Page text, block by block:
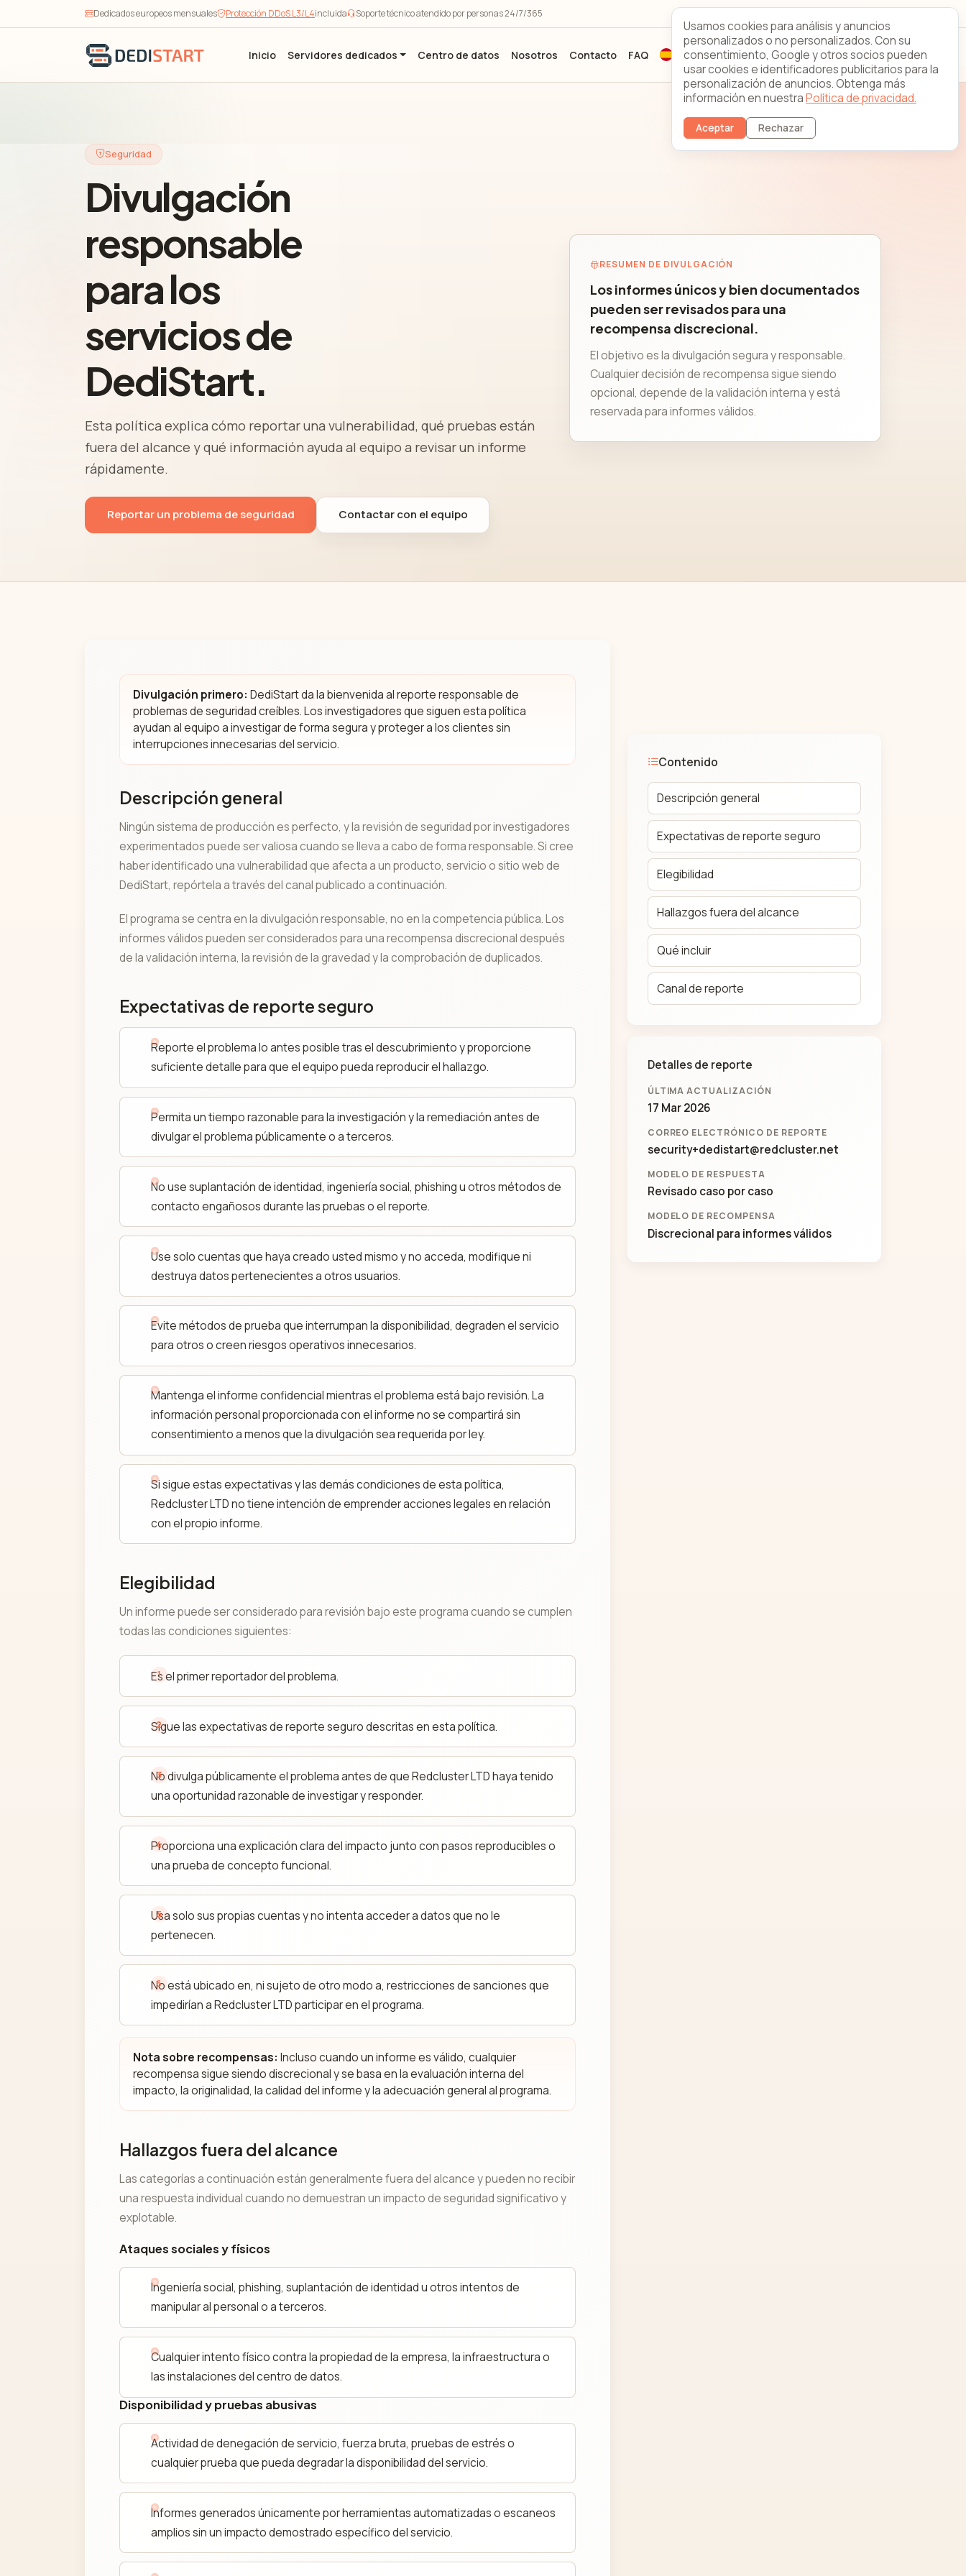
Dedicados europeos mensuales Protección DDoS L3/L4incluida Soporte técnico atendido por personas 24/7/365
Inicio Servidores dedicados Centro de datos Nosotros Contacto FAQ Registrarse Acceso de clientes
Seguridad
Divulgación
responsable
para los
servicios de
DediStart.
Esta política explica cómo reportar una vulnerabilidad, qué pruebas están
fuera del alcance y qué información ayuda al equipo a revisar un informe
rápidamente.
Reportar un problema de seguridad Contactar con el equipo
RESUMEN DE DIVULGACIÓN
Los informes únicos y bien documentados
pueden ser revisados para una
recompensa discrecional.
El objetivo es la divulgación segura y responsable.
Cualquier decisión de recompensa sigue siendo
opcional, depende de la validación interna y está
reservada para informes válidos.
Contenido
Descripción general
Expectativas de reporte seguro
Elegibilidad
Hallazgos fuera del alcance
Qué incluir
Canal de reporte
Detalles de reporte
ÚLTIMA ACTUALIZACIÓN
17 Mar 2026
CORREO ELECTRÓNICO DE REPORTE
security+dedistart@redcluster.net
MODELO DE RESPUESTA
Revisado caso por caso
MODELO DE RECOMPENSA
Discrecional para informes válidos
Divulgación primero: DediStart da la bienvenida al reporte responsable de
problemas de seguridad creíbles. Los investigadores que siguen esta política
ayudan al equipo a investigar de forma segura y proteger a los clientes sin
interrupciones innecesarias del servicio.
Descripción general
Ningún sistema de producción es perfecto, y la revisión de seguridad por investigadores
experimentados puede ser valiosa cuando se lleva a cabo de forma responsable. Si cree
haber identificado una vulnerabilidad que afecta a un producto, servicio o sitio web de
DediStart, repórtela a través del canal publicado a continuación.
El programa se centra en la divulgación responsable, no en la competencia pública. Los
informes válidos pueden ser considerados para una recompensa discrecional después
de la validación interna, la revisión de la gravedad y la comprobación de duplicados.
Expectativas de reporte seguro
Reporte el problema lo antes posible tras el descubrimiento y proporcione
suficiente detalle para que el equipo pueda reproducir el hallazgo.
Permita un tiempo razonable para la investigación y la remediación antes de
divulgar el problema públicamente o a terceros.
No use suplantación de identidad, ingeniería social, phishing u otros métodos de
contacto engañosos durante las pruebas o el reporte.
Use solo cuentas que haya creado usted mismo y no acceda, modifique ni
destruya datos pertenecientes a otros usuarios.
Evite métodos de prueba que interrumpan la disponibilidad, degraden el servicio
para otros o creen riesgos operativos innecesarios.
Mantenga el informe confidencial mientras el problema está bajo revisión. La
información personal proporcionada con el informe no se compartirá sin
consentimiento a menos que la divulgación sea requerida por ley.
Si sigue estas expectativas y las demás condiciones de esta política,
Redcluster LTD no tiene intención de emprender acciones legales en relación
con el propio informe.
Elegibilidad
Un informe puede ser considerado para revisión bajo este programa cuando se cumplen
todas las condiciones siguientes:
Es el primer reportador del problema.
Sigue las expectativas de reporte seguro descritas en esta política.
No divulga públicamente el problema antes de que Redcluster LTD haya tenido
una oportunidad razonable de investigar y responder.
Proporciona una explicación clara del impacto junto con pasos reproducibles o
una prueba de concepto funcional.
Usa solo sus propias cuentas y no intenta acceder a datos que no le
pertenecen.
No está ubicado en, ni sujeto de otro modo a, restricciones de sanciones que
impedirían a Redcluster LTD participar en el programa.
Nota sobre recompensas: Incluso cuando un informe es válido, cualquier
recompensa sigue siendo discrecional y se basa en la evaluación interna del
impacto, la originalidad, la calidad del informe y la adecuación general al programa.
Hallazgos fuera del alcance
Las categorías a continuación están generalmente fuera del alcance y pueden no recibir
una respuesta individual cuando no demuestran un impacto de seguridad significativo y
explotable.
Ataques sociales y físicos
Ingeniería social, phishing, suplantación de identidad u otros intentos de
manipular al personal o a terceros.
Cualquier intento físico contra la propiedad de la empresa, la infraestructura o
las instalaciones del centro de datos.
Disponibilidad y pruebas abusivas
Actividad de denegación de servicio, fuerza bruta, pruebas de estrés o
cualquier prueba que pueda degradar la disponibilidad del servicio.
Informes generados únicamente por herramientas automatizadas o escaneos
amplios sin un impacto demostrado específico del servicio.
Usamos cookies para análisis y anuncios
personalizados o no personalizados. Con su
consentimiento, Google y otros socios pueden
usar cookies e identificadores publicitarios para la
personalización de anuncios. Obtenga más
información en nuestraPolítica de privacidad.
Aceptar Rechazar